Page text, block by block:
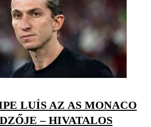
LUÍS AZ AS MONACO
– HIVATALOS